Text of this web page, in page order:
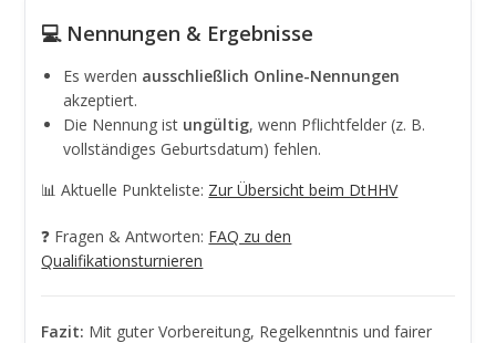
💻 Nennungen & Ergebnisse
Es werden ausschließlich Online-Nennungen
akzeptiert.
Die Nennung ist ungültig, wenn Pflichtfelder (z. B.
vollständiges Geburtsdatum) fehlen.
📊 Aktuelle Punkteliste: Zur Übersicht beim DtHHV
❓ Fragen & Antworten: FAQ zu den
Qualifikationsturnieren
Fazit: Mit guter Vorbereitung, Regelkenntnis und fairer